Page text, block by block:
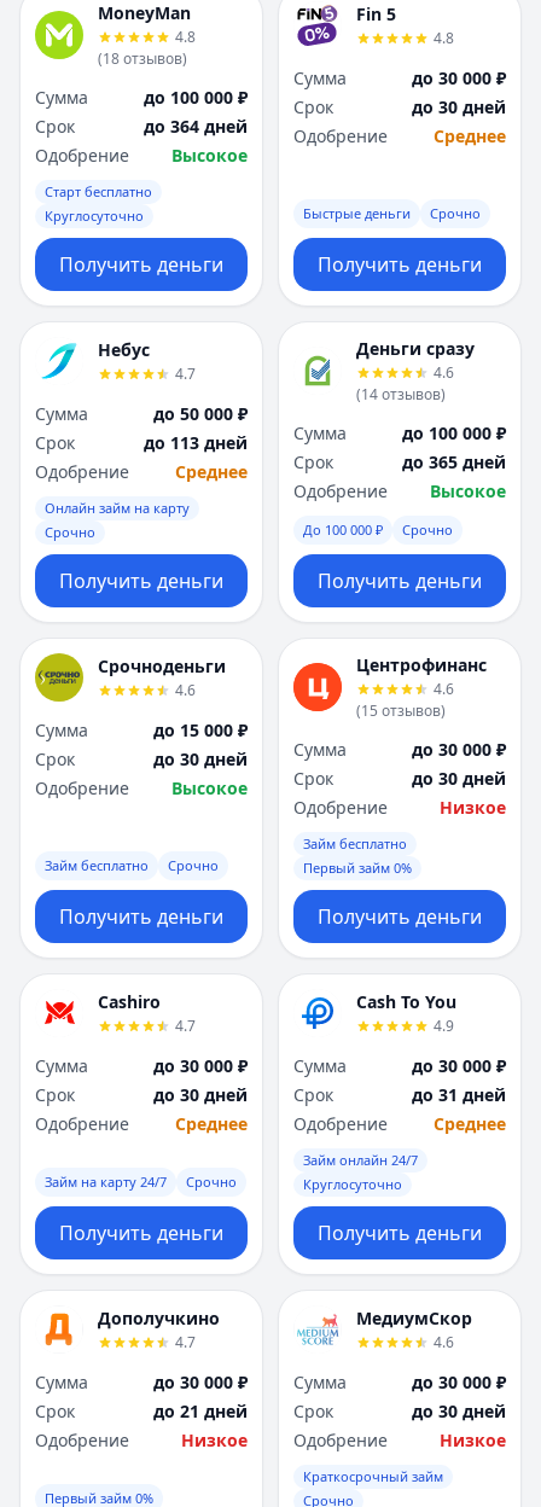
MoneyMan
4.8
(18отзывов)
Сумма
до 100 000 ₽
Срок
до 364 дней
Одобрение
Высокое
Старт бесплатно
Круглосуточно
Получить деньги
Fin 5
4.8
Сумма
до 30 000 ₽
Срок
до 30 дней
Одобрение
Среднее
Быстрые деньги Срочно
Получить деньги
Небус
4.7
Сумма
до 50 000 ₽
Срок
до 113 дней
Одобрение
Среднее
Онлайн займ на карту
Срочно
Получить деньги
Деньги сразу
4.6
(14отзывов)
Сумма
до 100 000 ₽
Срок
до 365 дней
Одобрение
Высокое
До 100 000 ₽ Срочно
Получить деньги
Срочноденьги
4.6
Сумма
до 15 000 ₽
Срок
до 30 дней
Одобрение
Высокое
Займ бесплатно Срочно
Получить деньги
Центрофинанс
4.6
(15 отзывов)
Сумма
до 30 000 ₽
Срок
до 30 дней
Одобрение
Низкое
Займ бесплатно
Первый займ 0%
Получить деньги
Cashiro
4.7
Сумма
до 30 000 ₽
Срок
до 30 дней
Одобрение
Среднее
Займ на карту 24/7 Срочно
Получить деньги
Cash To You
4.9
Сумма
до 30 000 ₽
Срок
до 31 дней
Одобрение
Среднее
Займ онлайн 24/7
Круглосуточно
Получить деньги
Дополучкино
4.7
Сумма
до 30 000 ₽
Срок
до 21 дней
Одобрение
Низкое
Первый займ 0%
МедиумСкор
4.6
Сумма
до 30 000 ₽
Срок
до 30 дней
Одобрение
Низкое
Краткосрочный займ
Срочно